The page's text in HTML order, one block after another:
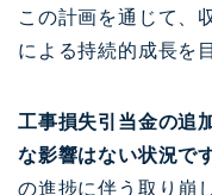
この計画を通じて、
による持続的成長を
工事損失引当金の追
な影響はない状況で
の進捗に伴う取り崩